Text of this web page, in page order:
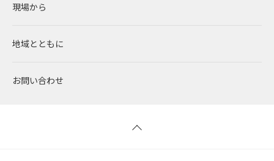
太陽光発電
蓄電事業
風力発電
中期経営計画
私たちの想い
沿革
社会
ガバナンス
ESGデータ
RENOVAで働く
社員インタビュー
新卒採用
IRニュース
経営情報
財務ハイライト
現場から
地域とともに
お問い合わせ